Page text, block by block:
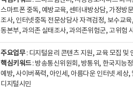
스마트폰 중독, 예방교육, 센터내방상담, 가정방
조사, 인터넷중독 전문상담사 자격검정, 보수교
동본부, 과의존 실태조사, 과의존위험군, 고위험
주요업무: 디지털윤리 콘텐츠 지원, 교육 모집 및
핵심키워드: 방송통신위원회, 방통위, 한국지능
예방, 사이버폭력, 아인세, 아름다운 인터넷 세
디지털시민